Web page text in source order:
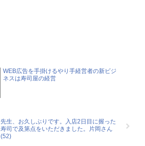
WEB広告を手掛けるやり手経営者の新ビジ
ネスは寿司屋の経営
先生、お久しぶりです。入店2日目に握った
寿司で及第点をいただきました。片岡さん
(52)